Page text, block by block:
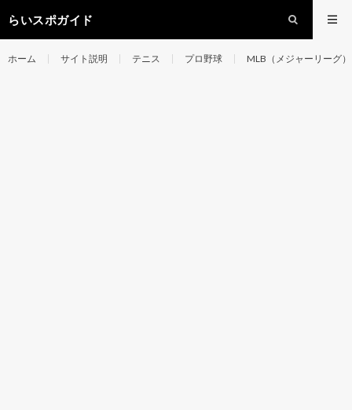
らいスポガイド
ホーム サイト説明 テニス プロ野球 MLB（メジャーリーグ）